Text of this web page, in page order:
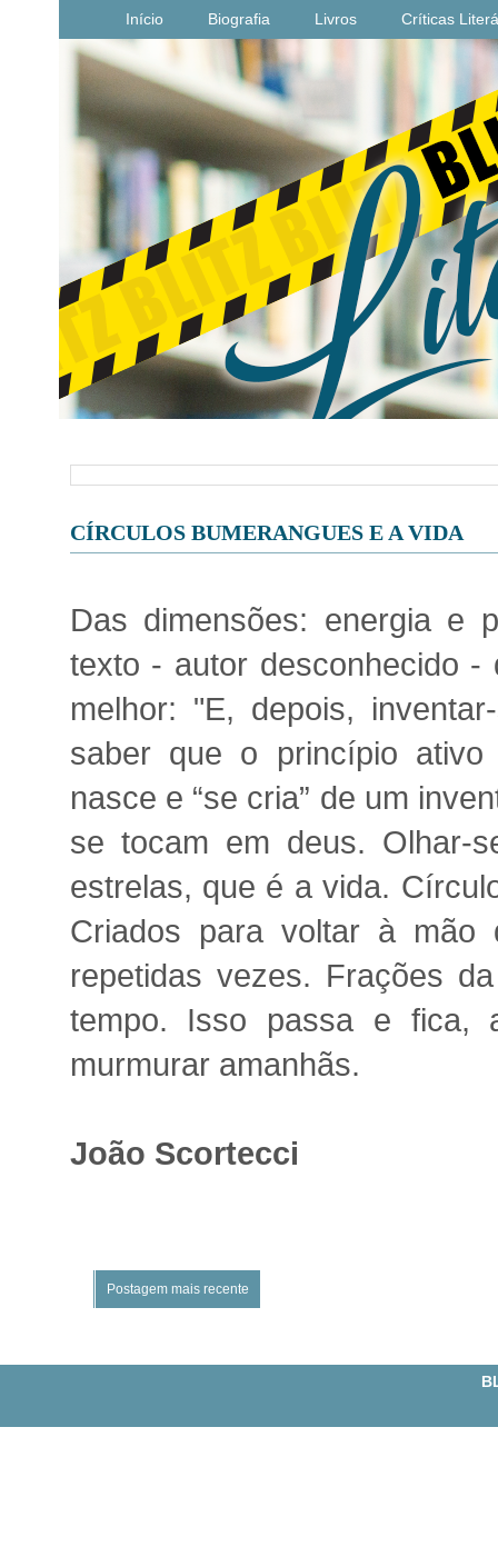
Início Biografia Livros Críticas
CÍRCULOS BUMERANGUES E A VIDA
Das dimensões: energia e
texto - autor desconhecido -
melhor: "E, depois,
saber que o princípio ativo
nasce e “se cria” de um
se tocam em deus.
estrelas, que é a vida.
Criados para voltar à
repetidas vezes. Frações
tempo. Isso passa e fica,
murmurar amanhãs.
João Scortecci
Postagem mais recente